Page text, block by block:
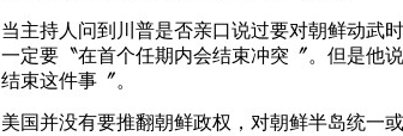
当主持人问到川普是否亲口说过要对朝鲜动武
一定要〝在首个任期内会结束冲突〞。但是他
结束这件事〞。
美国并没有要推翻朝鲜政权，对朝鲜半岛统一